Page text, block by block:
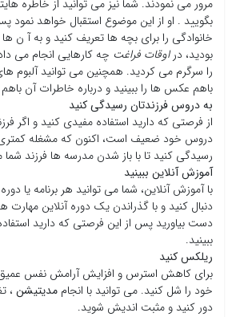
مرور می نمودند. شما نیز می توانید از خاطره
بگویید . او از این موضوع استقبال خواهد
خانوادگی را برای بچه ها تعریف کنید و به آ ن
بودید، دراوقات فراغت چه کارهایی انجام می
را سرگرم می کردید. همچنین می توانید آلبوم
باهم عکس ها را ببینید و درباره خاطرات آن
به دروس فرزندتان رسیدگی کنید
از فرصتی که دارید استفاده مفیدی کنید و اگر
دروس خود ضعیف است، اکنون که مشغله کمتری
رسیدگی کنید تا با باز شدن مدرسه ها فرزند
آموزش آنلاین ببینید
با آموزش آنلاین، شما می توانید هر برنامه یا
دنبال کنید و با گذراندن یک دوره آنلاین
دست بیاورید پس از این فرصتی که دارید
ببینید.
ریلکس کنید
برای کاهش استرس و افزایش آرامش نفس
خود را شل کنید. می توانید با انجام مدیتیشن ،
دور کنید و مثبت اندیش شوید.